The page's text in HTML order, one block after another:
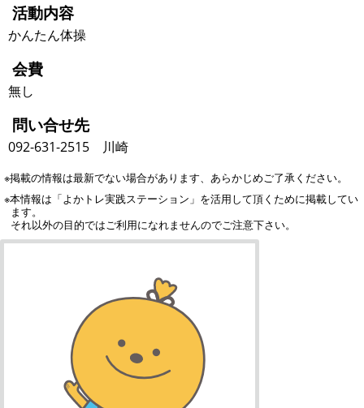
活動内容
かんたん体操
会費
無し
問い合せ先
092-631-2515 川崎
※掲載の情報は最新でない場合があります、あらかじめご了承ください。
※本情報は「よかトレ実践ステーション」を活用して頂くために掲載してい
ます。
それ以外の目的ではご利用になれませんのでご注意下さい。